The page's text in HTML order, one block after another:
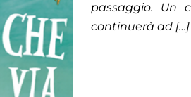
passaggio. Un
continuerà ad […]